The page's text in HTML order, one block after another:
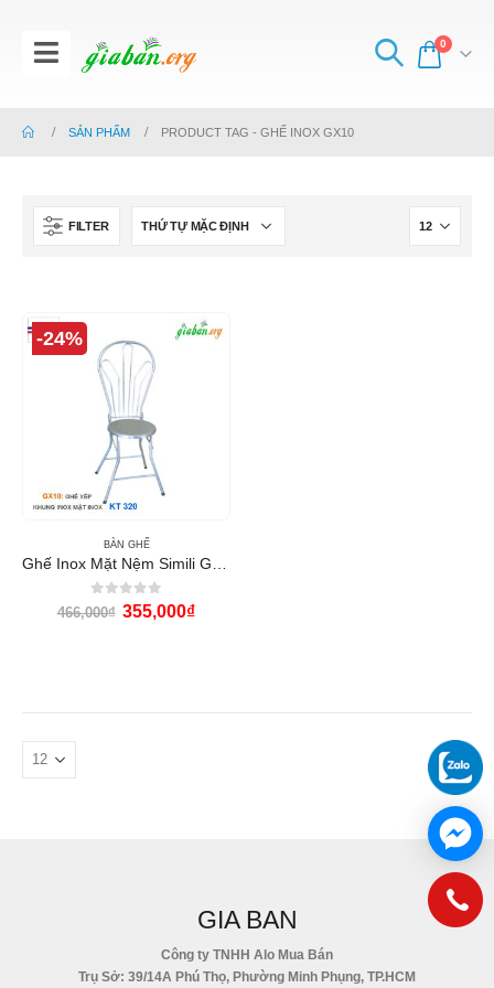
0
SẢN PHẨM PRODUCT TAG - GHẾ INOX GX10
FILTER
-24%
BÀN GHẾ
0out of 5
466,000₫ 355,000₫
GIA BAN
Công ty TNHH Alo Mua Bán
Trụ Sở: 39/14A Phú Thọ, Phường Minh Phụng, TP.HCM